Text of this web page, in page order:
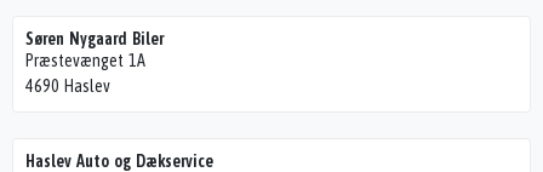
Søren Nygaard Biler
Præstevænget 1A
4690 Haslev
Haslev Auto og Dækservice